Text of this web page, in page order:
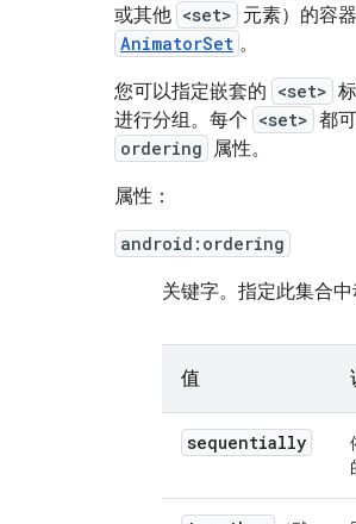
或其他 <set> 元素）的容
AnimatorSet 。
您可以指定嵌套的 <set>
进行分组。每个 <set> 都
ordering 属性。
属性：
android:ordering
关键字。 指定此集合中
值
sequentially